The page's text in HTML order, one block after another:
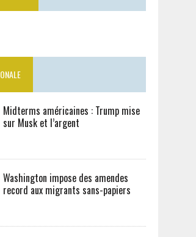
Midterms américaines : Trump mise
sur Musk et l’argent
Washington impose des amendes
record aux migrants sans-papiers